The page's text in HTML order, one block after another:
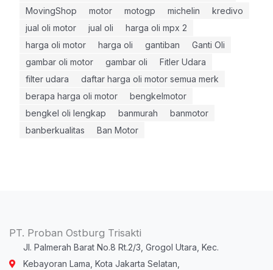
MovingShop
motor motogp michelin
kredivo
jual oli motor
jual oli
harga oli mpx 2
harga oli motor
harga oli gantiban
Ganti Oli
gambar oli motor
gambar oli
Fitler Udara
filter udara
daftar harga oli motor semua merk
berapa harga oli motor
bengkelmotor
bengkel oli lengkap
banmurah
banmotor
banberkualitas
Ban Motor
PT. Proban Ostburg Trisakti
Jl. Palmerah Barat No.8 Rt.2/3, Grogol Utara, Kec.
Kebayoran Lama, Kota Jakarta Selatan,